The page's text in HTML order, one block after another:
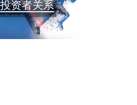
投资者关系